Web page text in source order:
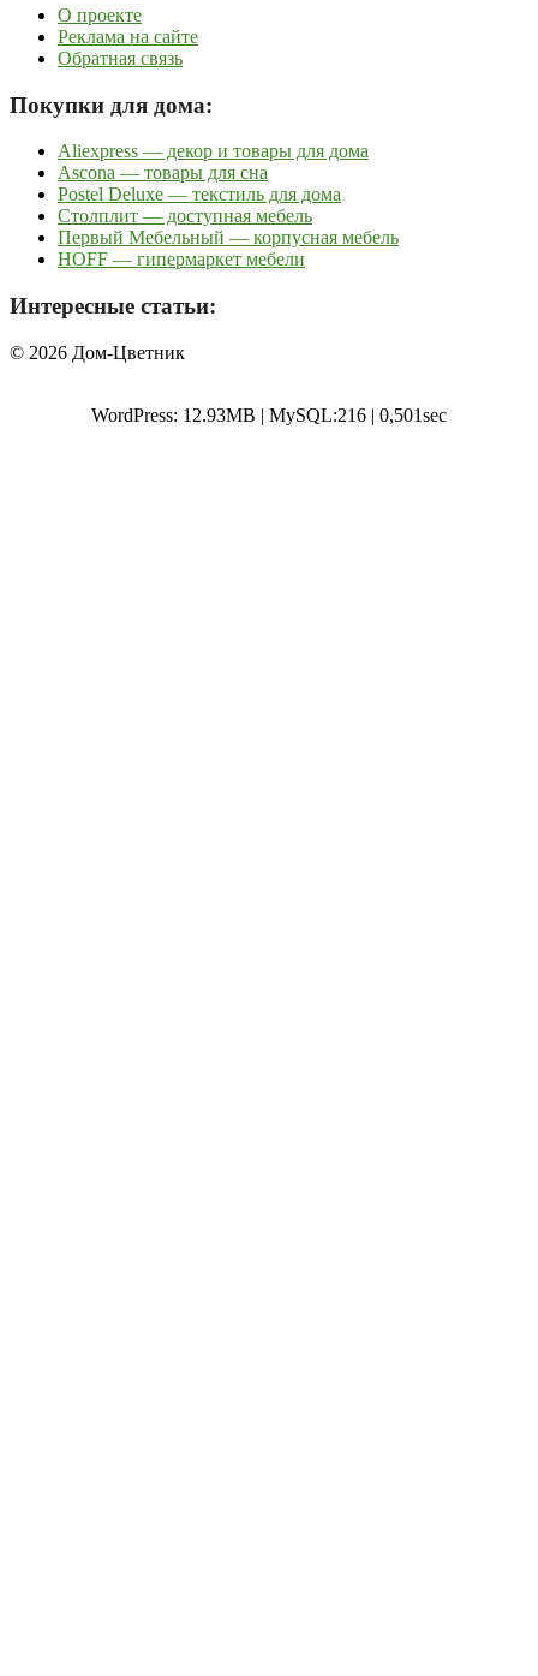
О проекте
Реклама на сайте
Обратная связь
Покупки для дома:
Aliexpress — декор и товары для дома
Ascona — товары для сна
Postel Deluxe — текстиль для дома
Столплит — доступная мебель
Первый Мебельный — корпусная мебель
HOFF — гипермаркет мебели
Интересные статьи:
© 2026 Дом-Цветник
WordPress: 12.93MB | MySQL:216 | 0,501sec